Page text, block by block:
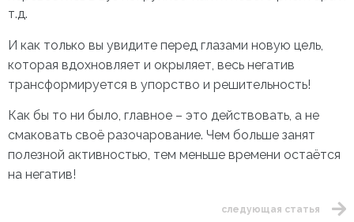
т.д.
И как только вы увидите перед глазами новую цель,
которая вдохновляет и окрыляет, весь негатив
трансформируется в упорство и решительность!
Как бы то ни было, главное – это действовать, а не
смаковать своё разочарование. Чем больше занят
полезной активностью, тем меньше времени остаётся
на негатив!
следующая статья